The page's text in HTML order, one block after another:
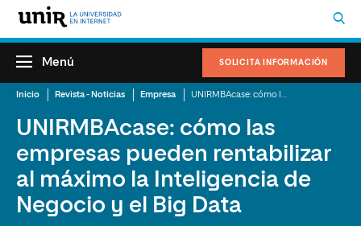
SOLICITA INFORMACIÓN
Menú
Inicio Revista - Noticias Empresa
UNIRMBAcase: cómo las
empresas pueden rentabilizar
al máximo la Inteligencia de
Negocio y el Big Data